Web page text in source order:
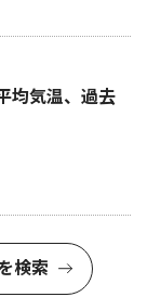
均気温、過去
検索